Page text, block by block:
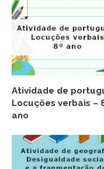
Atividade de
Locuções verbais –
ano